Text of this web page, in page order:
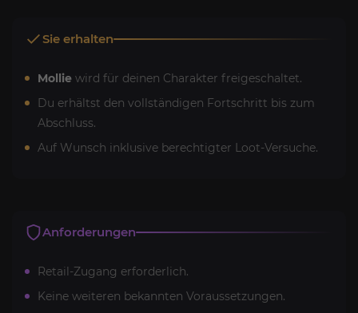
Sie erhalten
Mollie wird für deinen Charakter freigeschaltet.
Du erhältst den vollständigen Fortschritt bis zum
Abschluss.
Auf Wunsch inklusive berechtigter Loot-Versuche.
Anforderungen
Retail-Zugang erforderlich.
Keine weiteren bekannten Voraussetzungen.